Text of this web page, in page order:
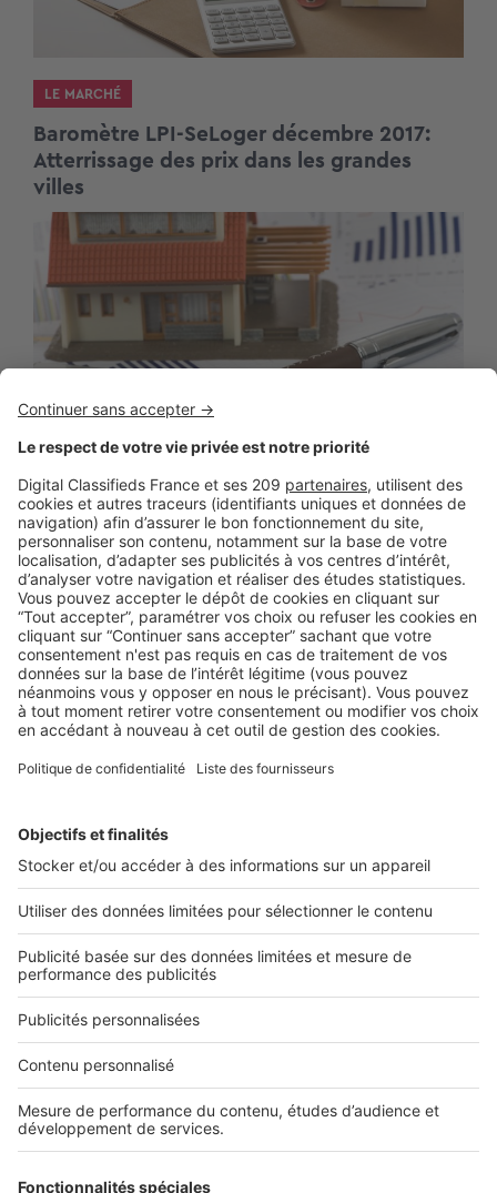
LE MARCHÉ
Baromètre LPI-SeLoger décembre 2017:
Atterrissage des prix dans les grandes
villes
LE MARCHÉ
Baromètre LPI-SeLoger novembre 2017
: Relâchement des prix dans les
grandes villes
Comme chaque année, la pression sur les prix signés s’est
relâchée durant l’été. Les prix signés au ...
1 2 3 Suivant »
2 rue des Italiens 75009 Paris
01 53 38 80 00
Nos solutions pro